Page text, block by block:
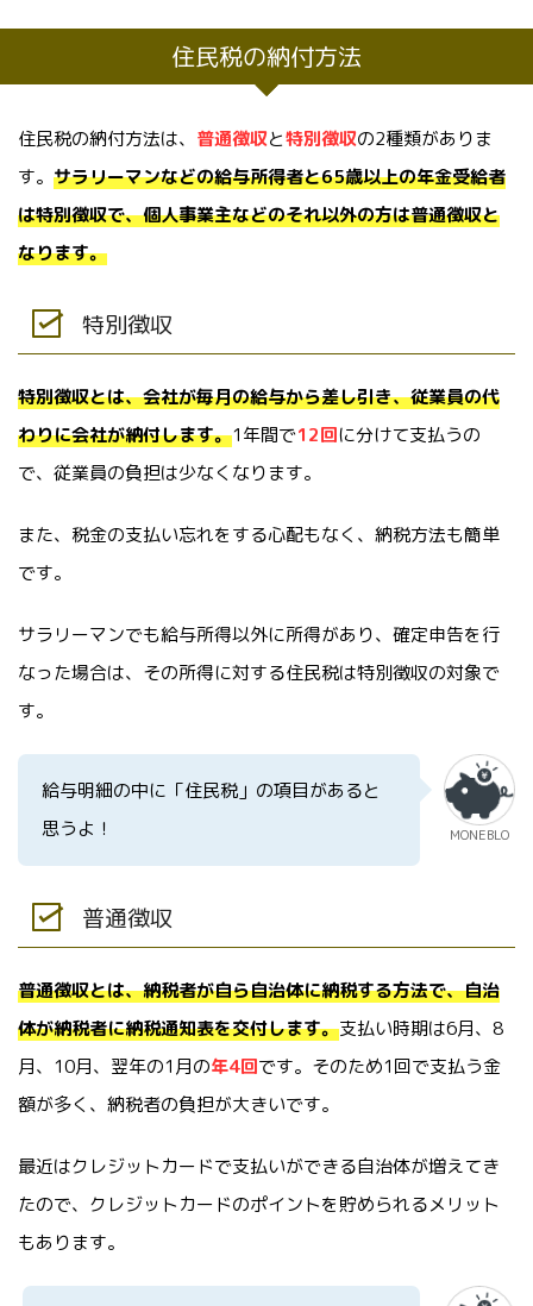
住民税の納付方法
住民税の納付方法は、 普通徴収と特別徴収の2種類がありま
す。 サラリーマンなどの給与所得者と65歳以上の年金受給者
は特別徴収で、個人事業主などのそれ以外の方は普通徴収と
なります。
特別徴収
特別徴収とは、会社が毎月の給与から差し引き、従業員の代
わりに会社が納付します。1年間で12回に分けて支払うの
で、従業員の負担は少なくなります。
また、税金の支払い忘れをする心配もなく、納税方法も簡単
です。
サラリーマンでも給与所得以外に所得があり、確定申告を行
なった場合は、その所得に対する住民税は特別徴収の対象で
す。
給与明細の中に「住民税」の項目があると
思うよ！
MONEBLO
普通徴収
普通徴収とは、納税者が自ら自治体に納税する方法で、自治
体が納税者に納税通知表を交付します。支払い時期は6月、8
月、10月、翌年の1月の年4回です。そのため1回で支払う金
額が多く、納税者の負担が大きいです。
最近はクレジットカードで支払いができる自治体が増えてき
たので、クレジットカードのポイントを貯められるメリット
もあります。